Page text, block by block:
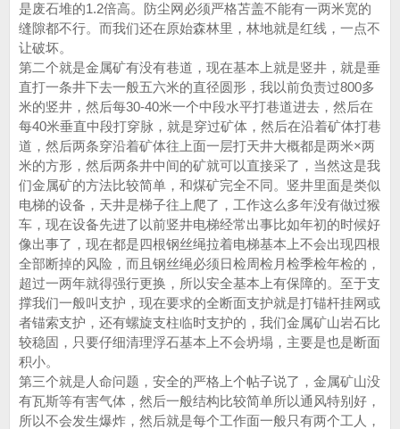
是废石堆的1.2倍高。防尘网必须严格苫盖不能有一两米宽的
缝隙都不行。而我们还在原始森林里，林地就是红线，一点不
让破坏。
第二个就是金属矿有没有巷道，现在基本上就是竖井，就是垂
直打一条井下去一般五六米的直径圆形，我以前负责过800多
米的竖井，然后每30-40米一个中段水平打巷道进去，然后在
每40米垂直中段打穿脉，就是穿过矿体，然后在沿着矿体打巷
道，然后两条穿沿着矿体往上面一层打天井大概都是两米×两
米的方形，然后两条井中间的矿就可以直接采了，当然这是我
们金属矿的方法比较简单，和煤矿完全不同。竖井里面是类似
电梯的设备，天井是梯子往上爬了，工作这么多年没有做过猴
车，现在设备先进了以前竖井电梯经常出事比如年初的时候好
像出事了，现在都是四根钢丝绳拉着电梯基本上不会出现四根
全部断掉的风险，而且钢丝绳必须日检周检月检季检年检的，
超过一两年就得强行更换，所以安全基本上有保障的。至于支
撑我们一般叫支护，现在要求的全断面支护就是打锚杆挂网或
者锚索支护，还有螺旋支柱临时支护的，我们金属矿山岩石比
较稳固，只要仔细清理浮石基本上不会坍塌，主要是也是断面
积小。
第三个就是人命问题，安全的严格上个帖子说了，金属矿山没
有瓦斯等有害气体，然后一般结构比较简单所以通风特别好，
所以不会发生爆炸，然后就是每个工作面一般只有两个工人，